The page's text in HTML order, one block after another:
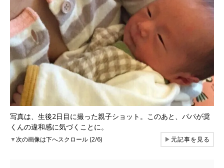
写真は、生後2日目に撮った親子ショット。このあと、パパが奨
くんの違和感に気づくことに。
▼次の画像は下へスクロール (2/6) ▶元記事を見る